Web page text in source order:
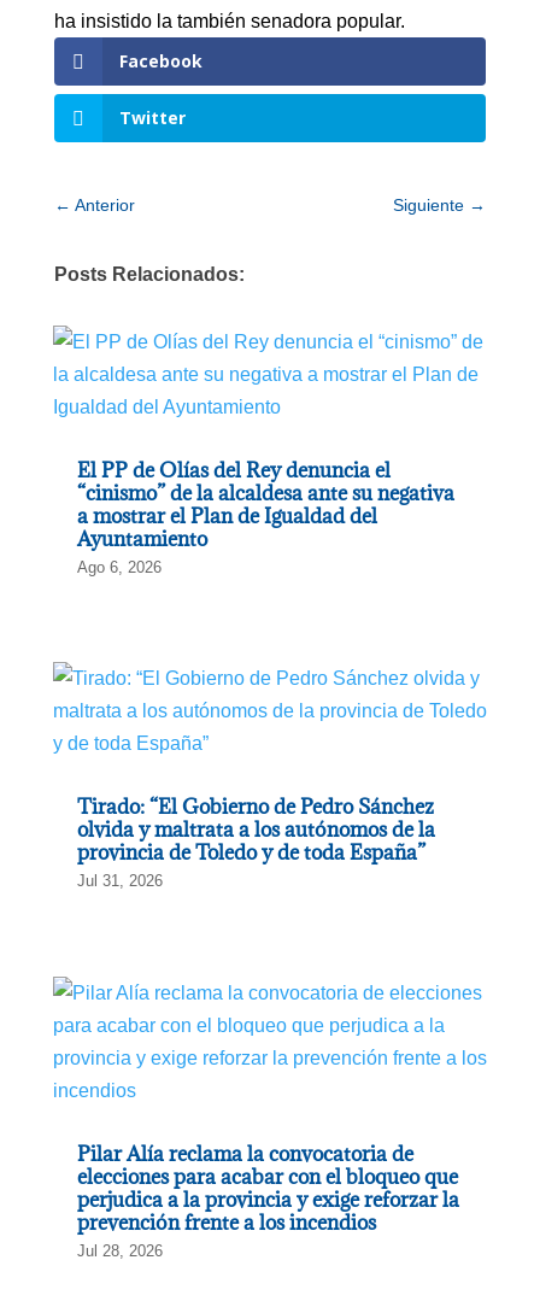
ha insistido la también senadora popular.
Facebook
Twitter
← Anterior Siguiente →
Posts Relacionados:
El PP de Olías del Rey denuncia el
“cinismo” de la alcaldesa ante su negativa
a mostrar el Plan de Igualdad del
Ayuntamiento
Ago 6, 2026
Tirado: “El Gobierno de Pedro Sánchez
olvida y maltrata a los autónomos de la
provincia de Toledo y de toda España”
Jul 31, 2026
Pilar Alía reclama la convocatoria de
elecciones para acabar con el bloqueo que
perjudica a la provincia y exige reforzar la
prevención frente a los incendios
Jul 28, 2026